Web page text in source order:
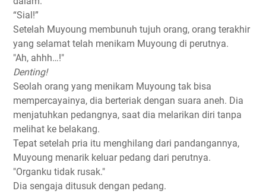
“Sial!”
Setelah Muyoung membunuh tujuh orang, orang terakhir
yang selamat telah menikam Muyoung di perutnya.
"Ah, ahhh…!"
Denting!
Seolah orang yang menikam Muyoung tak bisa
mempercayainya, dia berteriak dengan suara aneh. Dia
menjatuhkan pedangnya, saat dia melarikan diri tanpa
melihat ke belakang.
Tepat setelah pria itu menghilang dari pandangannya,
Muyoung menarik keluar pedang dari perutnya.
"Organku tidak rusak."
Dia sengaja ditusuk dengan pedang.